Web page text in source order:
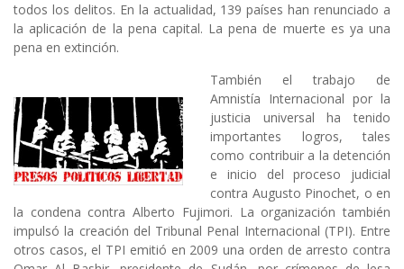
todos los delitos. En la actualidad, 139 países han renunciado a
la aplicación de la pena capital. La pena de muerte es ya una
pena en extinción.
También el trabajo de
Amnistía Internacional por la
justicia universal ha tenido
importantes logros, tales
como contribuir a la detención
e inicio del proceso judicial
contra Augusto Pinochet, o en
la condena contra Alberto Fujimori. La organización también
impulsó la creación del Tribunal Penal Internacional (TPI). Entre
otros casos, el TPI emitió en 2009 una orden de arresto contra